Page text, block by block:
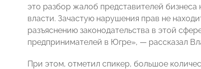
это разбор жалоб представителей
власти. Зачастую нарушения прав не
разъяснению законодательства в этой
предпринимателей в Югре», — рассказал
При этом, отметил спикер, большое